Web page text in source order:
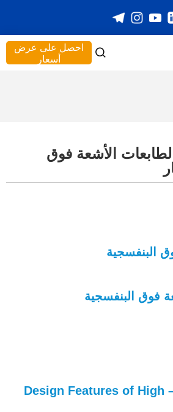
احصل على عرض
أسعار
الأشعة فوق
البنفسجية
فوق البنفسجية
Design Features of High